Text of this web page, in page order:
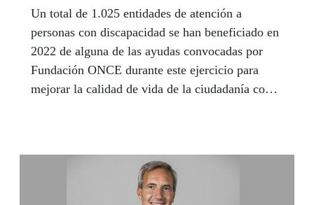
Un total de 1.025 entidades de atención a
personas con discapacidad se han beneficiado en
2022 de alguna de las ayudas convocadas por
Fundación ONCE durante este ejercicio para
mejorar la calidad de vida de la ciudadanía con